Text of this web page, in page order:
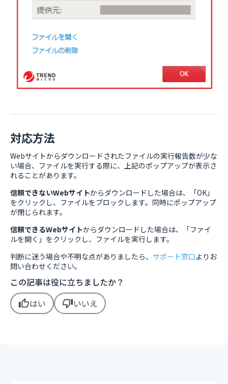
対応方法
Webサイトからダウンロードされたファイルの実行報告数が少な
い場合、ファイルを実行する際に、上記のポップアップが表示さ
れることがあります。
信頼できないWebサイトからダウンロードした場合は、「OK」
をクリックし、ファイルをブロックします。同時にポップアップ
が閉じられます。
信頼できるWebサイトからダウンロードした場合は、「ファイ
ルを開く」をクリックし、ファイルを実行します。
判断に迷う場合や不明な点がありましたら、 サポート窓口よりお
問い合わせください。
この記事は役に立ちましたか？
thumb_upはい thumb_downいいえ